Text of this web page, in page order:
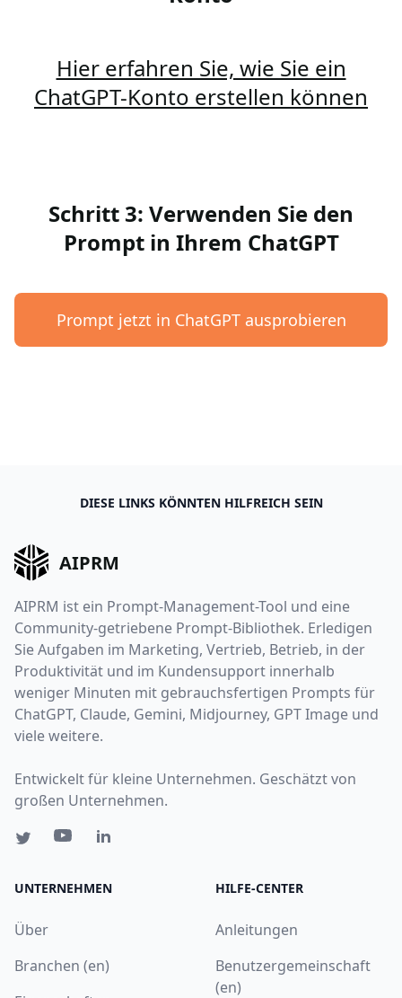
Hier erfahren Sie, wie Sie ein
ChatGPT-Konto erstellen können
Schritt 3: Verwenden Sie den
Prompt in Ihrem ChatGPT
Prompt jetzt in ChatGPT ausprobieren
DIESE LINKS KÖNNTEN HILFREICH SEIN
AIPRM
AIPRM ist ein Prompt-Management-Tool und eine
Community-getriebene Prompt-Bibliothek. Erledigen
Sie Aufgaben im Marketing, Vertrieb, Betrieb, in der
Produktivität und im Kundensupport innerhalb
weniger Minuten mit gebrauchsfertigen Prompts für
ChatGPT, Claude, Gemini, Midjourney, GPT Image und
viele weitere.
Entwickelt für kleine Unternehmen. Geschätzt von
großen Unternehmen.
UNTERNEHMEN
Über
Branchen (en)
HILFE-CENTER
Anleitungen
Benutzergemeinschaft
(en)